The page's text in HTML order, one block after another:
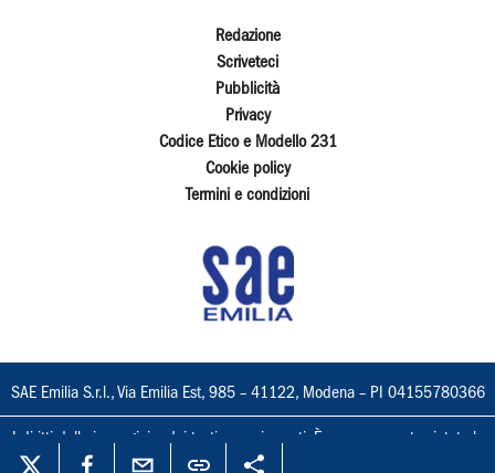
Redazione
Scriveteci
Pubblicità
Privacy
Codice Etico e Modello 231
Cookie policy
Termini e condizioni
SAE Emilia S.r.l., Via Emilia Est, 985 – 41122, Modena – PI 04155780366
I diritti delle immagini e dei testi sono riservati. È espressamente vietata la
loro riproduzione con qualsiasi mezzo e l'adattamento totale o parziale.